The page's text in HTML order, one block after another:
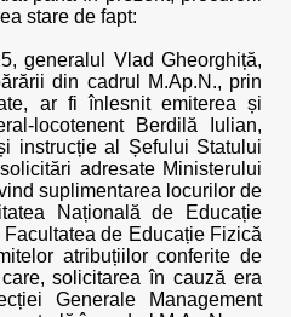
stare de fapt:
generalul Vlad Gheorghiță,
din cadrul M.Ap.N., prin
ar fi înlesnit emiterea și
locotenent Berdilă Iulian,
instrucție al Șefului Statului
adresate Ministerului
suplimentarea locurilor de
Națională de Educație
de Educație Fizică
atribuțiilor conferite de
solicitarea în cauză era
Generale Management